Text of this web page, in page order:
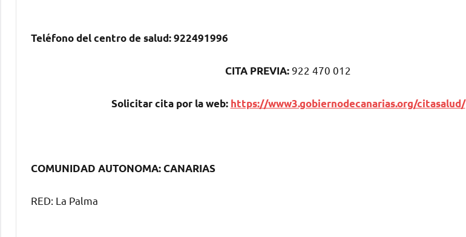
Teléfono del centro dе salud:922491996
CITA PREVIA: 922 470 012
Solicitar cita pοr la web: https://www3.gobiernodecanarias.org/citasalud/
COMUNIDAD AUTONOMA: CANARIAS
RED: La Palma